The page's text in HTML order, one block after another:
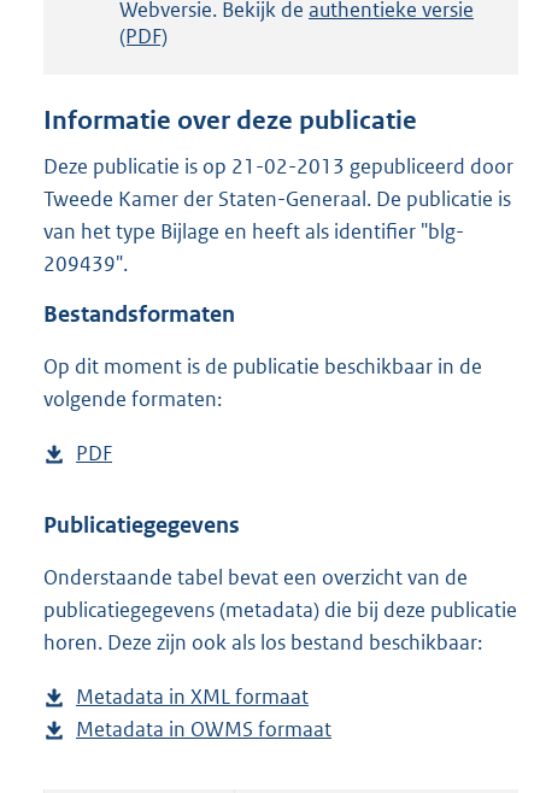
g
t
e
:
1
Webversie. Bekijk de authentieke versie
(PDF)
Informatie over deze publicatie
Deze publicatie is op 21-02-2013 gepubliceerd door
Tweede Kamer der Staten-Generaal. De publicatie is
van het type Bijlage en heeft als identifier "blg-
209439".
Bestandsformaten
Op dit moment is de publicatie beschikbaar in de
volgende formaten:
D
w
l
o
a
p
u
PDF
s
a
n
d
g
r
Publicatiegegevens
Onderstaande tabel bevat een overzicht van de
publicatiegegevens (metadata) die bij deze publicatie
horen. Deze zijn ook als los bestand beschikbaar:
Metadata in XML formaat
e
Metadata in OWMS formaat